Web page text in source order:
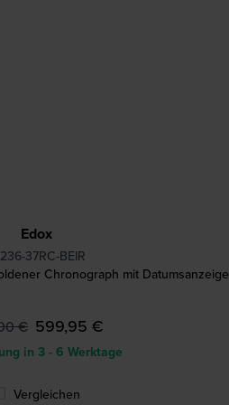
Edox
37RC-BEIR
Chronograph mit Datumsanzeige
€ 599,95 €
in 3 - 6 Werktage
Vergleichen